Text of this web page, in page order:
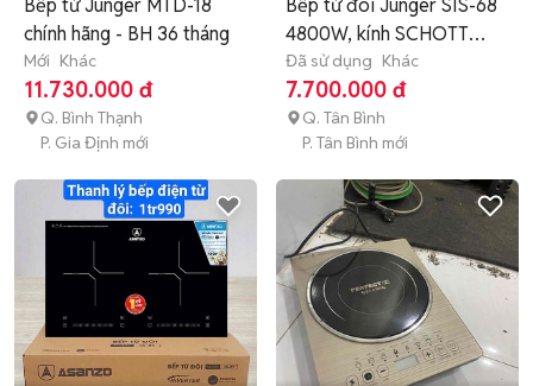
Bếp từ Junger MTD-18
chính hãng - BH 36 tháng
Mới Khác
11.730.000 đ
Q. Bình Thạnh
P. Gia Định mới
Bếp từ đôi Junger SIS-68
4800W, kính SCHOTT
CERAN
Đã sử dụng Khác
7.700.000 đ
Q. Tân Bình
P. Tân Bình mới